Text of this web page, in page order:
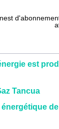
est
Tancua